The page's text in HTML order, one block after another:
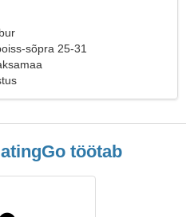
sõpra 25-31
töötab